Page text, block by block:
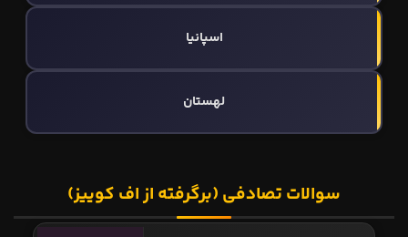
اسپانیا
لهستان
سوالات تصادفی (برگرفته از اف کوییز)